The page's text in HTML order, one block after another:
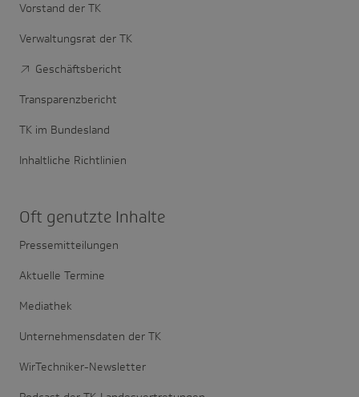
Vorstand der TK
Verwaltungsrat der TK
Geschäftsbericht
Transparenzbericht
TK im Bundesland
Inhaltliche Richtlinien
Oft genutzte Inhalte
Pressemitteilungen
Aktuelle Termine
Mediathek
Unternehmensdaten der TK
WirTechniker-Newsletter